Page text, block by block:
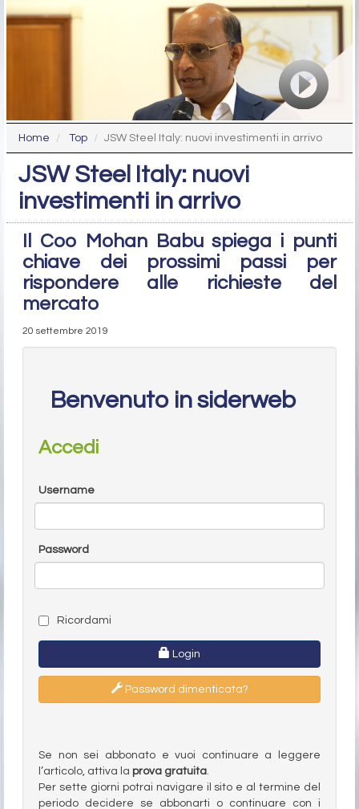
Home Top JSW Steel Italy: nuovi investimenti in arrivo
JSW Steel Italy: nuovi
investimenti in arrivo
Il Coo Mohan Babu spiega i punti
chiave dei prossimi passi per
rispondere alle richieste del
mercato
20 settembre 2019
Benvenuto in siderweb
Accedi
Username
Password
Ricordami
Login
Password dimenticata?
Se non sei abbonato e vuoi continuare a leggere
l’articolo, attiva la prova gratuita
Per sette giorni potrai navigare il sito e al termine del
periodo decidere se abbonarti o continuare con i